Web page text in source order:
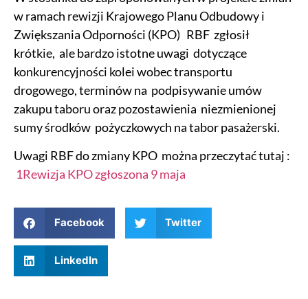
w ramach rewizji Krajowego Planu Odbudowy i
Zwiększania Odporności (KPO) RBF zgłosił
krótkie, ale bardzo istotne uwagi dotyczące
konkurencyjności kolei wobec transportu
drogowego, terminów na podpisywanie umów
zakupu taboru oraz pozostawienia niezmienionej
sumy środków pożyczkowych na tabor pasażerski.
Uwagi RBF do zmiany KPO można przeczytać tutaj :
1Rewizja KPO zgłoszona 9 maja
Facebook Twitter
LinkedIn